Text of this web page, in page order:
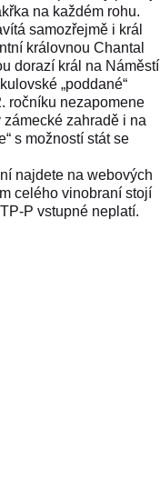
na každém rohu.
samozřejmě i král
královnou Chantal
dorazí král na Náměstí
„poddané“
ročníku nezapomene
zahradě i na
s možností stát se
najdete na webových
celého vinobraní stojí
P vstupné neplatí.